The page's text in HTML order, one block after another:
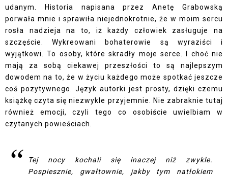
udanym. Historia napisana przez Anetę Grabowską
porwała mnie i sprawiła niejednokrotnie, że w moim sercu
rosła nadzieja na to, iż każdy człowiek zasługuje na
szczęście. Wykreowani bohaterowie są wyraziści i
wyjątkowi. To osoby, które skradły moje serce. I choć nie
mają za sobą ciekawej przeszłości to są najlepszym
dowodem na to, że w życiu każdego może spotkać jeszcze
coś pozytywnego. Język autorki jest prosty, dzięki czemu
książkę czyta się niezwykle przyjemnie. Nie zabraknie tutaj
również emocji, czyli tego co osobiście uwielbiam w
czytanych powieściach.
Tej nocy kochali się inaczej niż zwykle.
Pospiesznie, gwałtownie, jakby tym natłokiem